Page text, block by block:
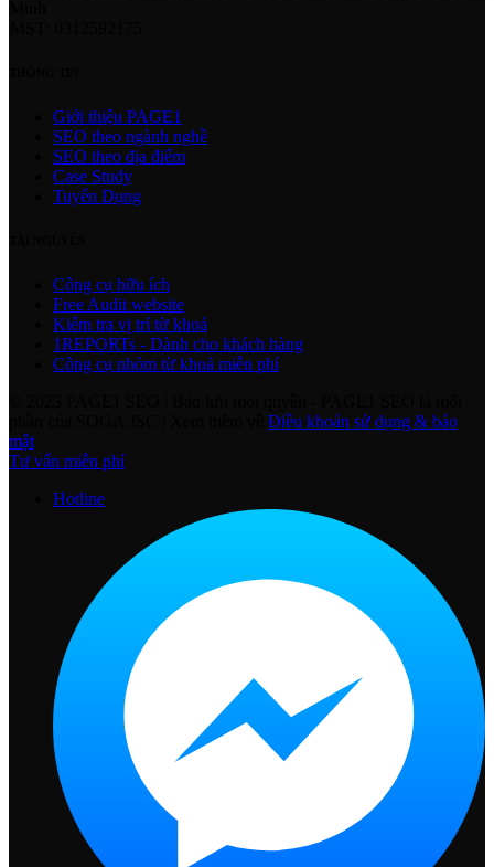
Giới thiệu PAGE1
SEO theo ngành nghề
SEO theo địa điểm
Case Study
Tuyển Dụng
Công cụ hữu ích
Free Audit website
Kiểm tra vị trí từ khoá
1REPORTs - Dành cho khách hàng
Công cụ nhóm từ khoá miễn phí
Điều khoản sử dụng & bảo
mật
Tư vấn miễn phí
Hotline